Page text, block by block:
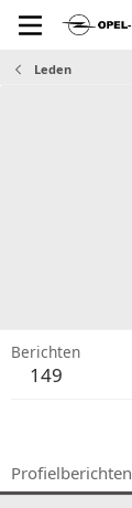
Leden
Berichten
149
Profielberichten